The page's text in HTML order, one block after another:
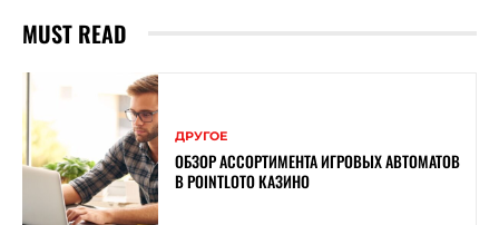
MUST READ
ДРУГОЕ
ОБЗОР АССОРТИМЕНТА ИГРОВЫХ АВТОМАТОВ
В POINTLOTO КАЗИНО